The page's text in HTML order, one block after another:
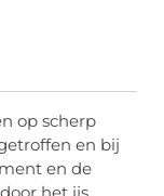
op scherp
en bij
en de
het ijs